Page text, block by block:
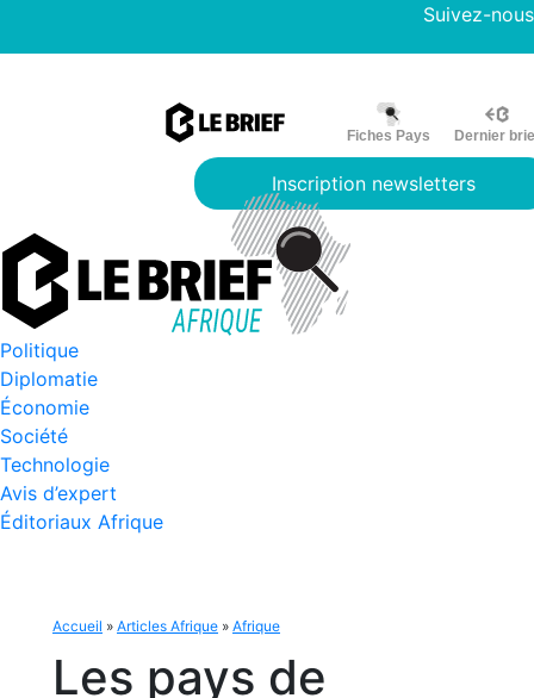
Suivez-nous
Fiches Pays Dernier
Inscription newsletters
Politique
Diplomatie
Économie
Société
Technologie
Avis d’expert
Éditoriaux Afrique
Accueil » Articles Afrique » Afrique
Les pays de